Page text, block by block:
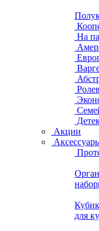
На
Акции
для